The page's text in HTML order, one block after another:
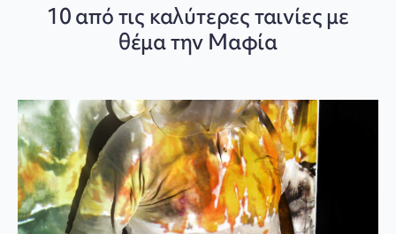
10 από τις καλύτερες ταινίες με
θέμα την Μαφία